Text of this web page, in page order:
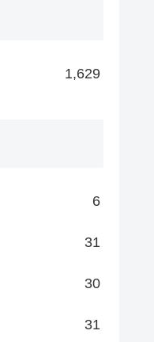
1,629
6
31
30
31